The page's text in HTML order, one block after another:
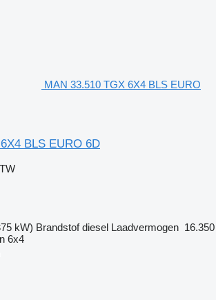
MAN 33.510 TGX 6X4 BLS EURO
BLS EURO 6D
kW) Brandstof diesel Laadvermogen 16.350
6x4